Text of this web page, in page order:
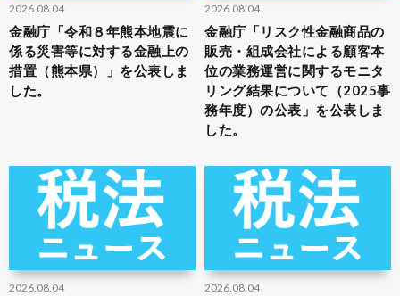
2026.08.04
金融庁「令和８年熊本地震に
係る災害等に対する金融上の
措置（熊本県）」を公表しま
した。
2026.08.04
金融庁「リスク性金融商品の
販売・組成会社による顧客本
位の業務運営に関するモニタ
リング結果について（2025事
務年度）の公表」を公表しま
した。
2026.08.04 2026.08.04